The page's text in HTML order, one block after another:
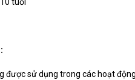
được sử dụng trong các hoạt